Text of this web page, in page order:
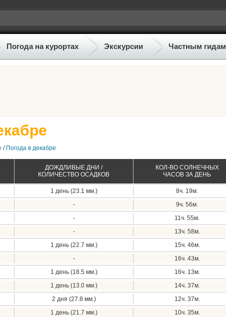
Погода на курортах Экскурсии Частным гидам
/ Погода в декабре
ДОЖДЛИВЫЕ ДНИ /
КОЛИЧЕСТВО ОСАДКОВ
КОЛ-ВО СОЛНЕЧНЫХ
ЧАСОВ ЗА ДЕНЬ
1 день (23.1 мм.)
8ч. 19м.
-
9ч. 56м.
-
11ч. 55м.
-
13ч. 58м.
1 день (22.7 мм.)
15ч. 46м.
-
16ч. 43м.
1 день (18.5 мм.)
16ч. 13м.
1 день (13.0 мм.)
14ч. 37м.
2 дня (27.8 мм.)
12ч. 37м.
1 день (21.7 мм.)
10ч. 35м.